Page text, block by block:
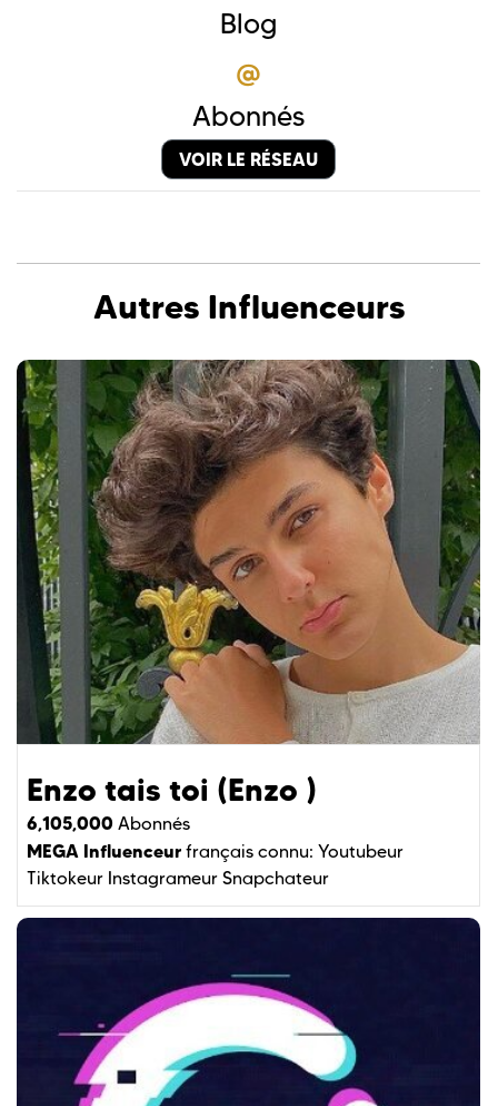
Blog
@
Abonnés
VOIR LE RÉSEAU
Autres Influenceurs
Enzo tais toi (Enzo )
6,105,000 Abonnés
MEGA Influenceur français connu: Youtubeur
Tiktokeur Instagrameur Snapchateur